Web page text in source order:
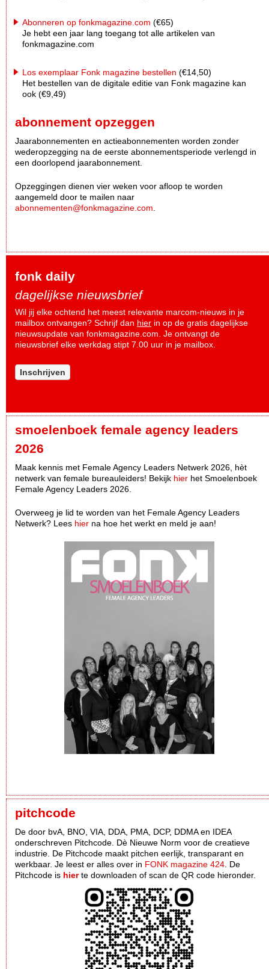
Abonneren op fonkmagazine.com (€65)
Je hebt een jaar lang toegang tot alle artikelen van
fonkmagazine.com
Los exemplaar Fonk magazine bestellen (€14,50)
Het bestellen van de digitale editie van Fonk magazine kan
ook (€9,49)
abonnement opzeggen
Jaarabonnementen en actieabonnementen worden zonder
wederopzegging na de eerste abonnementsperiode verlengd in
een doorlopend jaarabonnement.
Opzeggingen dienen vier weken voor afloop te worden
aangemeld door te mailen naar
abonnementen@fonkmagazine.com.
fonk daily
dagelijkse nieuwsbrief
Wil jij elke ochtend het meest relevante marcom-nieuws in je
mailbox ontvangen? Schrijf dan hier in op de gratis dagelijkse
nieuwsupdate van fonkmagazine.com. Je ontvangt de
nieuwsbrief elke werkdag stipt 7.00 uur in je mailbox.
Inschrijven
smoelenboek female agency leaders
2026
Maak kennis met Female Agency Leaders Netwerk 2026, hèt
netwerk van female bureauleiders! Bekijk hier het Smoelenboek
Female Agency Leaders 2026.
Overweeg je lid te worden van het Female Agency Leaders
Netwerk? Lees hier na hoe het werkt en meld je aan!
pitchcode
De door bvA, BNO, VIA, DDA, PMA, DCP, DDMA en IDEA
onderschreven Pitchcode. Dè Nieuwe Norm voor de creatieve
industrie. De Pitchcode maakt pitchen eerlijk, transparant en
werkbaar. Je leest er alles over in FONK magazine 424 . De
Pitchcode is hierte downloaden of scan de QR code hieronder.